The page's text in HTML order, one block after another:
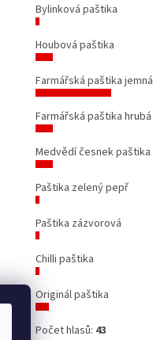
Bylinková paštika
Houbová paštika
Farmářská paštika jemná
Farmářská paštika hrubá
Medvědí česnek paštika
Paštika zelený pepř
Paštika zázvorová
Chilli paštika
Originál paštika
Počet hlasů: 43